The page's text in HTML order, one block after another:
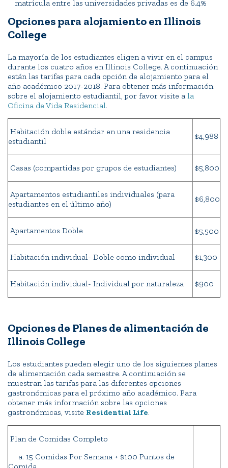
matrícula entre las universidades privadas es de 6.4%
Opciones para alojamiento en Illinois
College
La mayoría de los estudiantes eligen a vivir en el campus
durante los cuatro años en Illinois College. A continuación
están las tarifas para cada opción de alojamiento para el
año académico 2017-2018. Para obtener más información
sobre el alojamiento estudiantil, por favor visite a la
Oficina de Vida Residencial.
Habitación doble estándar en una residencia
estudiantil
$4,988
Casas (compartidas por grupos de estudiantes) $5,800
Apartamentos estudiantiles individuales (para
estudiantes en el último año)
$6,800
Apartamentos Doble $5,500
Habitación individual- Doble como individual $1,300
Habitación individual- Individual por naturaleza $900
Opciones de Planes de alimentación de
Illinois College
Los estudiantes pueden elegir uno de los siguientes planes
de alimentación cada semestre. A continuación se
muestran las tarifas para las diferentes opciones
gastronómicas para el próximo año académico. Para
obtener más información sobre las opciones
gastronómicas, visite Residential Life.
Plan de Comidas Completo
a. 15 Comidas Por Semana + $100 Puntos de